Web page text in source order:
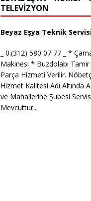
TELEVİZYON
Beyaz Eşya Teknik
_ 0.(312) 580 07 77 _ *
Makinesi * Buzdolabı Tamir
Parça Hizmeti Verilir.
Hizmet Kalitesi Adı Altında
ve Mahallerine Şubesi
Mevcuttur..